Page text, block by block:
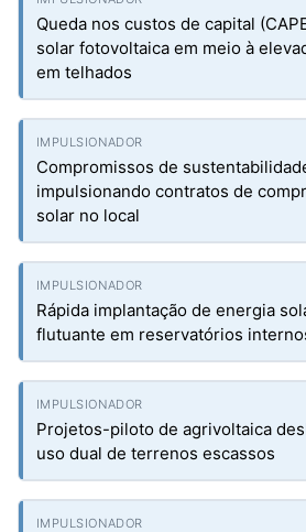
Queda nos custos de capital
solar fotovoltaica em meio à
em telhados
Compromissos de
impulsionando contratos de
solar no local
Rápida implantação de energia
flutuante em reservatórios
Projetos-piloto de agrivoltaica
uso dual de terrenos escassos